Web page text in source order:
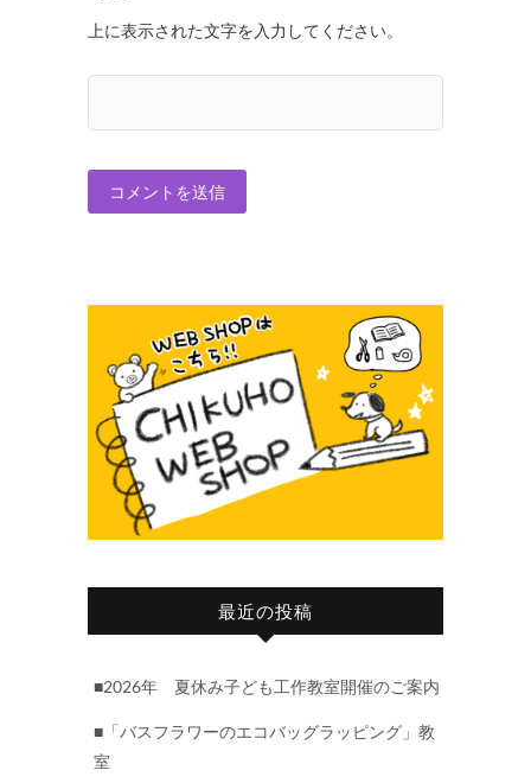
上に表示された文字を入力してください。
最近の投稿
■2026年 夏休み子ども工作教室開催のご案内
■「バスフラワーのエコバッグラッピング」教
室